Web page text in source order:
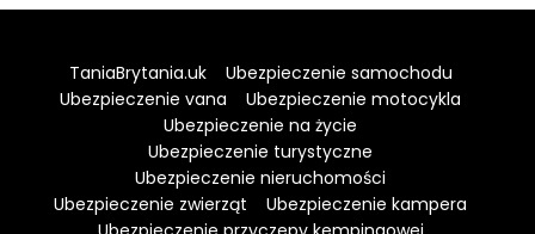
TaniaBrytania.uk
Ubezpieczenie samochodu
Ubezpieczenie vana
Ubezpieczenie motocykla
Ubezpieczenie na życie
Ubezpieczenie turystyczne
Ubezpieczenie nieruchomości
Ubezpieczenie zwierząt
Ubezpieczenie kampera